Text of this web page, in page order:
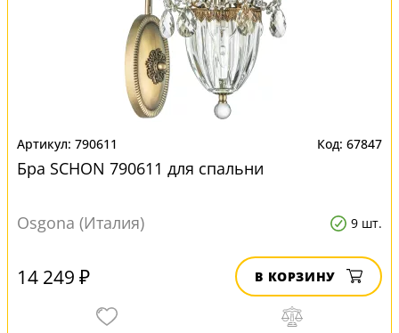
790611 67847
Бра SCHON 790611 для спальни
Osgona (Италия) 9 шт.
14 249 ₽ В КОРЗИНУ